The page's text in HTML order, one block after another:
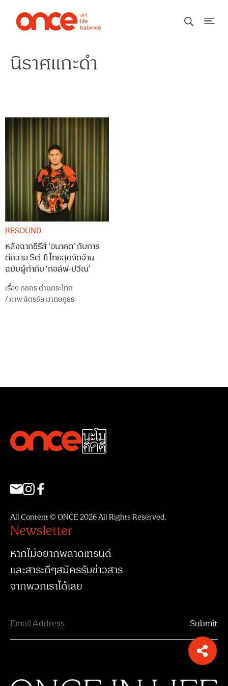
นิราศแกะดำ
RESOUND
หลังฉากซีรีส์ ‘อนาคต’ กับการ
ตีความ Sci-fi ไทยสุดจัดจ้าน
ฉบับผู้กำกับ ‘กอล์ฟ-ปวีณ’
เรื่อง กชกร ด่านกระโทก
/ภาพฉัตรชัย มาตยภูธร
All Content © ONCE 2026 All Rights Reserved.
Newsletter
หากไม่อยากพลาดเทรนด์
และสาระดีๆสมัครรับข่าวสาร
จากพวกเราได้เลย